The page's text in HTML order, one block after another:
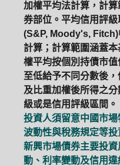
加權平均法計算，計
券部位。平均信用評
(S&P, Moody's, Fitch)
計算；計算範圍涵蓋
權平均按個別持債市
至低給予不同分數後
及比重加權後所得之
級或是信用評級區間。
投資人須留意中國市
波動性與稅務規定等投
新興市場債券主要投
動、利率變動及信用